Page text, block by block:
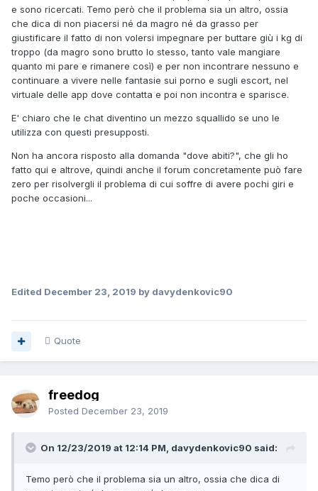
e sono ricercati. Temo però che il problema sia un altro, ossia
che dica di non piacersi né da magro né da grasso per
giustificare il fatto di non volersi impegnare per buttare giù i kg di
troppo (da magro sono brutto lo stesso, tanto vale mangiare
quanto mi pare e rimanere così) e per non incontrare nessuno e
continuare a vivere nelle fantasie sui porno e sugli escort, nel
virtuale delle app dove contatta e poi non incontra e sparisce.
E' chiaro che le chat diventino un mezzo squallido se uno le
utilizza con questi presupposti.
Non ha ancora risposto alla domanda "dove abiti?", che gli ho
fatto qui e altrove, quindi anche il forum concretamente può fare
zero per risolvergli il problema di cui soffre di avere pochi giri e
poche occasioni...
Edited December 23, 2019 by davydenkovic90
Quote
freedog
Posted December 23, 2019
On 12/23/2019 at 12:14 PM, davydenkovic90 said:
Temo però che il problema sia un altro, ossia che dica di